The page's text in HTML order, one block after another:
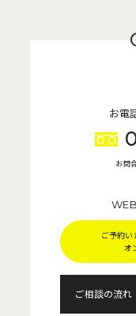
お電
お問
ご予約
オ
ご相談の流